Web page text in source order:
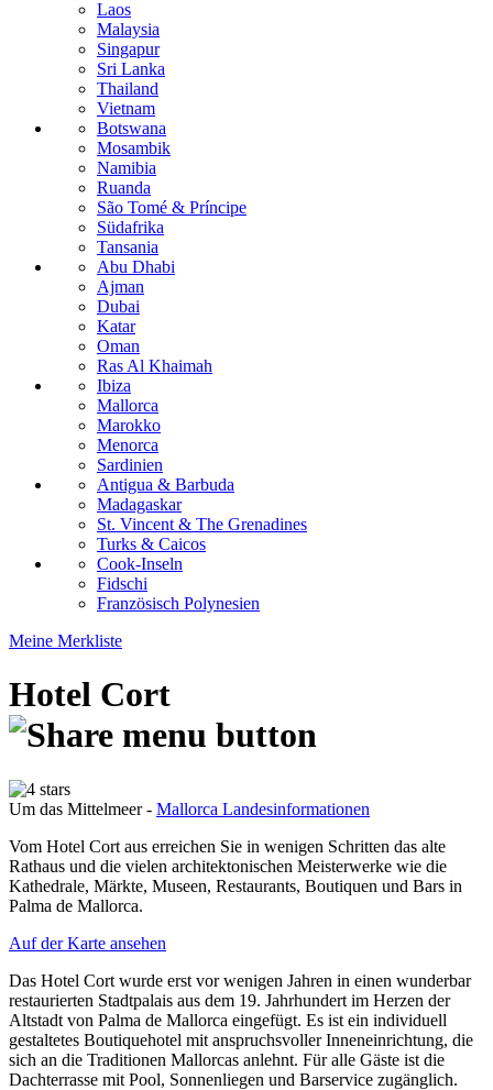
Laos
Malaysia
Singapur
Sri Lanka
Thailand
Vietnam
Botswana
Mosambik
Namibia
Ruanda
São Tomé & Príncipe
Südafrika
Tansania
Abu Dhabi
Ajman
Dubai
Katar
Oman
Ras Al Khaimah
Ibiza
Mallorca
Marokko
Menorca
Sardinien
Antigua & Barbuda
Madagaskar
St. Vincent & The Grenadines
Turks & Caicos
Cook-Inseln
Fidschi
Französisch Polynesien
Meine Merkliste
Hotel Cort
Um das Mittelmeer - Mallorca Landesinformationen
Vom Hotel Cort aus erreichen Sie in wenigen Schritten das alte
Rathaus und die vielen architektonischen Meisterwerke wie die
Kathedrale, Märkte, Museen, Restaurants, Boutiquen und Bars in
Palma de Mallorca.
Auf der Karte ansehen
Das Hotel Cort wurde erst vor wenigen Jahren in einen wunderbar
restaurierten Stadtpalais aus dem 19. Jahrhundert im Herzen der
Altstadt von Palma de Mallorca eingefügt. Es ist ein individuell
gestaltetes Boutiquehotel mit anspruchsvoller Inneneinrichtung, die
sich an die Traditionen Mallorcas anlehnt. Für alle Gäste ist die
Dachterrasse mit Pool, Sonnenliegen und Barservice zugänglich.